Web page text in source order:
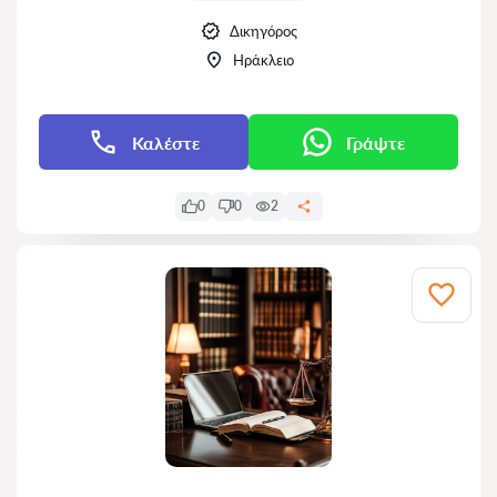
Δικηγόρος
Ηράκλειο
Καλέστε Γράψτε
0 0 2